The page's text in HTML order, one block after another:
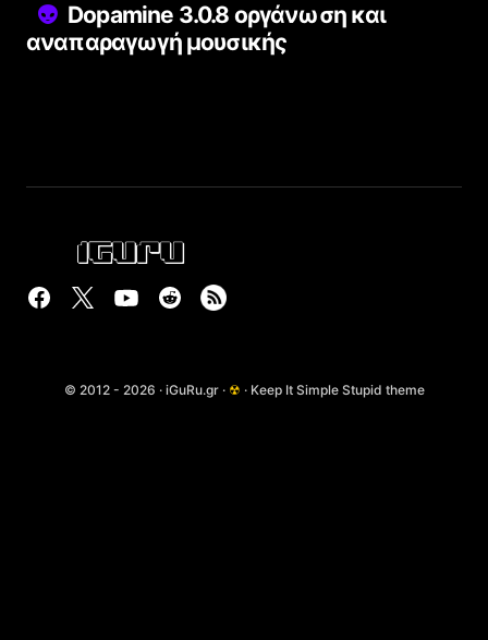
Dopamine 3.0.8 οργάνωση και
αναπαραγωγή μουσικής
© 2012 - 2026 · iGuRu.gr · ☢ · Keep It Simple Stupid theme